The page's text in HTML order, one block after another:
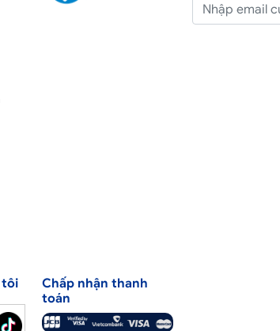
tôi
Chấp nhận thanh
toán